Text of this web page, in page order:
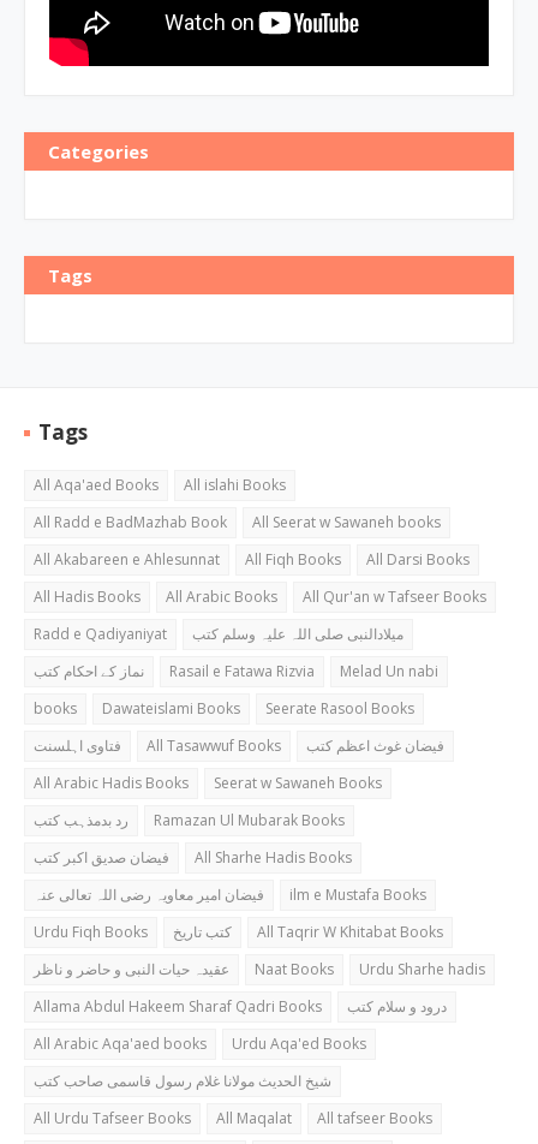
Categories
Tags
Tags
All Aqa'aed Books
All islahi Books
All Radd e BadMazhab Book
All Seerat w Sawaneh books
All Akabareen e Ahlesunnat
All Fiqh Books
All Darsi Books
All Hadis Books
All Arabic Books
All Qur'an w Tafseer Books
Radd e Qadiyaniyat
میلادالنبی صلی اللہ علیہ وسلم کتب
نماز کے احکام کتب
Rasail e Fatawa Rizvia
Melad Un nabi
books
Dawateislami Books
Seerate Rasool Books
فتاوی اہلسنت
All Tasawwuf Books
فیضان غوث اعظم کتب
All Arabic Hadis Books
Seerat w Sawaneh Books
رد بدمذہب کتب
Ramazan Ul Mubarak Books
فیضان صدیق اکبر کتب
All Sharhe Hadis Books
فیضان امیر معاویہ رضی اللہ تعالی عنہ
ilm e Mustafa Books
Urdu Fiqh Books
کتب تاریخ
All Taqrir W Khitabat Books
عقیدہ حیات النبی و حاضر و ناظر
Naat Books
Urdu Sharhe hadis
Allama Abdul Hakeem Sharaf Qadri Books
درود و سلام کتب
All Arabic Aqa'aed books
Urdu Aqa'ed Books
شیخ الحدیث مولانا غلام رسول قاسمی صاحب کتب
All Urdu Tafseer Books
All Maqalat
All tafseer Books